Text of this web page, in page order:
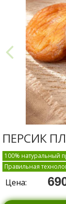
ПЕРСИК
100% натуральный
Правильная
Цена: